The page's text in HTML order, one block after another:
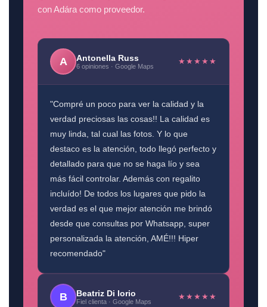
con Adára como proveedor.
A Antonella Russ
6 opiniones · Google Maps ★★★★★
"Compré un poco para ver la calidad y la
verdad preciosas las cosas!! La calidad es
muy linda, tal cual las fotos. Y lo que
destaco es la atención, todo llegó perfecto y
detallado para que no se haga lío y sea
más fácil controlar. Además con regalito
incluído! De todos los lugares que pido la
verdad es el que mejor atención me brindó
desde que consultas por Whatsapp, super
personalizada la atención, AMÉ!!! Hiper
recomendado"
B Beatriz Di Iorio
Fiel clienta · Google Maps ★★★★★